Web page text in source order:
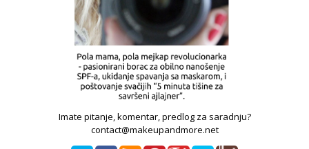
Imate pitanje, komentar, predlog za saradnju?
contact@makeupandmore.net